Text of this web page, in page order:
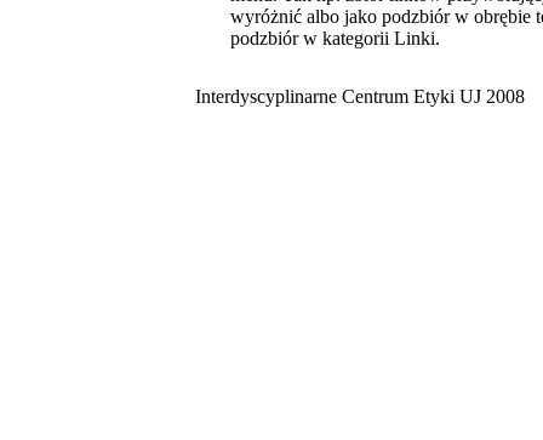
wyróżnić albo jako podzbiór w obrębie
podzbiór w kategorii Linki.
Interdyscyplinarne Centrum Etyki UJ 2008